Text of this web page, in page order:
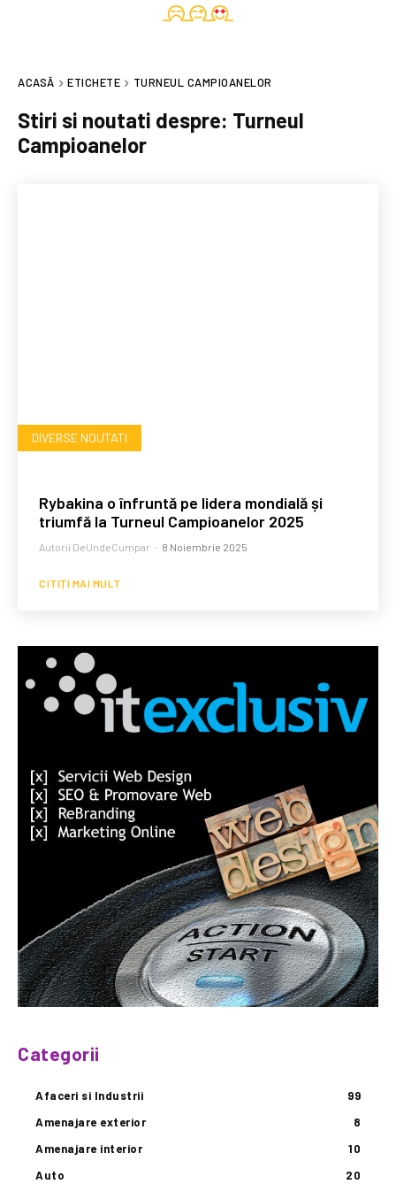
ACASĂ ETICHETE TURNEUL CAMPIOANELOR
Stiri si noutati despre: Turneul
Campioanelor
DIVERSE NOUTATI
Rybakina o înfruntă pe lidera mondială și
triumfă la Turneul Campioanelor 2025
Autorii DeUndeCumpar - 8 Noiembrie 2025
CITIȚI MAI MULT
Categorii
Afaceri si Industrii
99
Amenajare exterior
8
Amenajare interior
10
Auto
20